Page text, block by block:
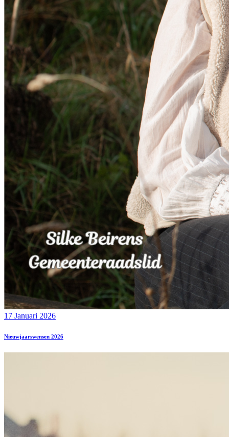
17 Januari 2026
Nieuwjaarswensen 2026